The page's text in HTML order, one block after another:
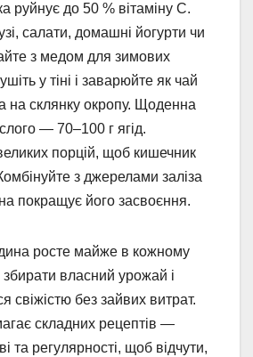
руйнує до 50 % вітаміну С.
салати, домашні йогурти чи
з медом для зимових
у тіні і заварюйте як чай
на склянку окропу. Щоденна
— 70–100 г ягід.
порцій, щоб кишечник
з джерелами заліза
покращує його засвоєння.
росте майже в кожному
збирати власний урожай і
свіжістю без зайвих витрат.
складних рецептів —
та регулярності, щоб відчути,